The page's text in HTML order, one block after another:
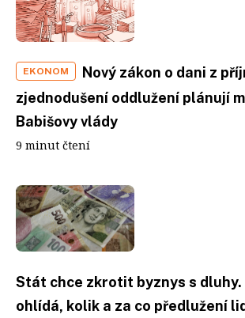
EKONOM
Nový zákon o dani z
zjednodušení oddlužení plánují
Babišovy vlády
9 minut čtení
Stát chce zkrotit byznys s dluhy.
ohlídá, kolik a za co předlužení